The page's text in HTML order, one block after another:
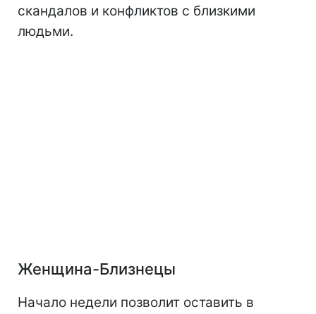
скандалов и конфликтов с близкими
людьми.
Женщина-Близнецы
Начало недели позволит оставить в